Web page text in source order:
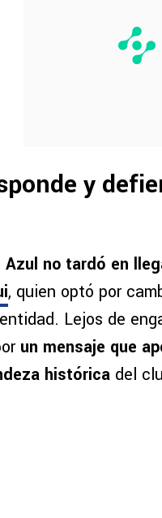
y
no tardó en
, quien optó por
Lejos de
un mensaje que
histórica del